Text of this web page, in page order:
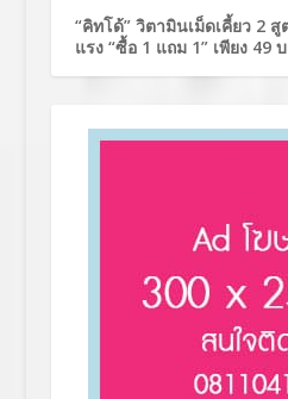
“คิทโด้” วิตามินเม็ดเคี้ยว 2 สู
แรง “ซื้อ 1 แถม 1” เพียง 49